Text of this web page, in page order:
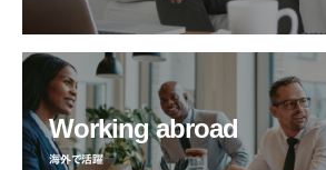
Working abroad
海外で活躍